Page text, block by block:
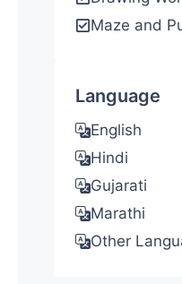
Maze and
Language
English
Hindi
Gujarati
Marathi
Other